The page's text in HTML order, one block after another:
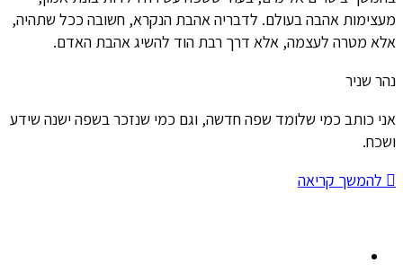
מעצימות אהבה בעולם. לדבריה אהבת הנקרא, חשובה ככל שתהיה,
אלא מטרה לעצמה, אלא דרך רבת הוד להשיג אהבת האדם.
נהר שניר
אני כותב כמי שלומד שפה חדשה, וגם כמי שנזכר בשפה ישנה שידע
ושכח.
להמשך קריאה